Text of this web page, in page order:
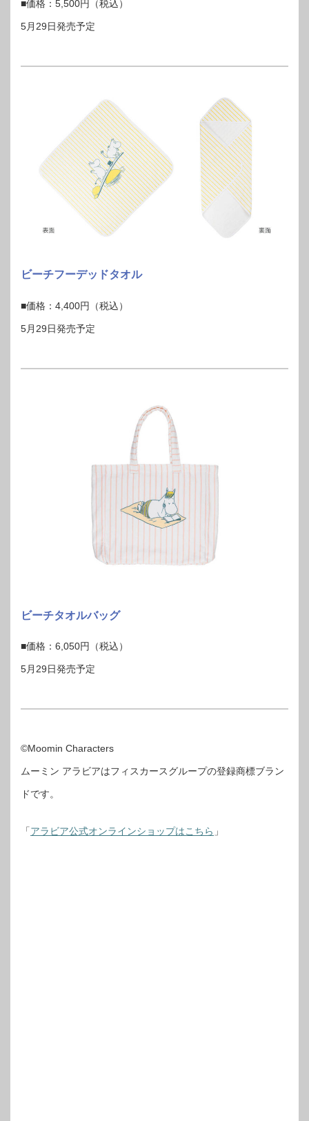
■価格：5,500円（税込）
5月29日発売予定
ビーチフーデッドタオル
■価格：4,400円（税込）
5月29日発売予定
ビーチタオルバッグ
■価格：6,050円（税込）
5月29日発売予定
©Moomin Characters
ムーミン アラビアはフィスカースグループの登録商標ブラン
ドです。
「アラビア公式オンラインショップはこちら 」